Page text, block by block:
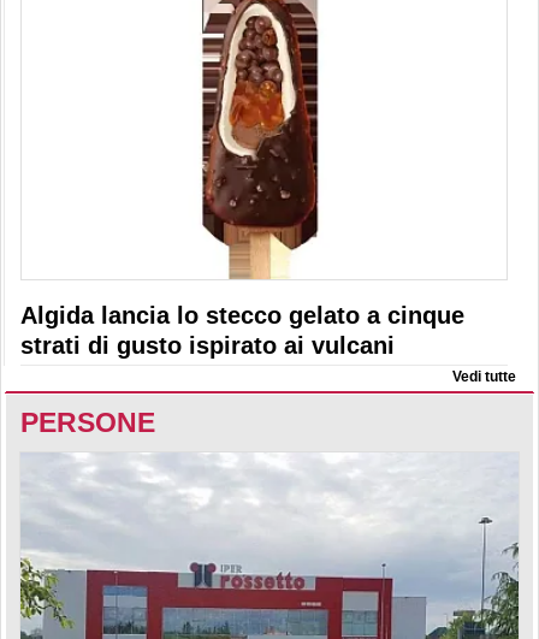
Algida lancia lo stecco gelato a cinque
strati di gusto ispirato ai vulcani
Vedi tutte
PERSONE